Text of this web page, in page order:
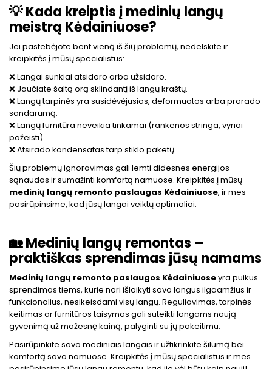
💡Kada kreiptis į medinių langų
meistrą Kėdainiuose?
Jei pastebėjote bent vieną iš šių problemų, nedelskite ir
kreipkitės į mūsų specialistus:
❌ Langai sunkiai atsidaro arba užsidaro.
❌ Jaučiate šaltą orą sklindantį iš langų kraštų.
❌ Langų tarpinės yra susidėvėjusios, deformuotos arba prarado
sandarumą.
❌ Langų furnitūra neveikia tinkamai (rankenos stringa, vyriai
pažeisti).
❌ Atsirado kondensatas tarp stiklo paketų.
Šių problemų ignoravimas gali lemti didesnes energijos
sąnaudas ir sumažinti komfortą namuose. Kreipkitės į mūsų
medinių langų remonto paslaugas Kėdainiuose, ir mes
pasirūpinsime, kad jūsų langai veiktų optimaliai.
🏡Medinių langų remontas –
praktiškas sprendimas jūsų namams
Medinių langų remonto paslaugos Kėdainiuoseyra puikus
sprendimas tiems, kurie nori išlaikyti savo langus ilgaamžius ir
funkcionalius, nesikeisdami visų langų. Reguliavimas, tarpinės
keitimas ar furnitūros taisymas gali suteikti langams naują
gyvenimą už mažesnę kainą, palyginti su jų pakeitimu.
Pasirūpinkite savo mediniais langais ir užtikrinkite šilumą bei
komfortą savo namuose. Kreipkitės į mūsų specialistus ir mes